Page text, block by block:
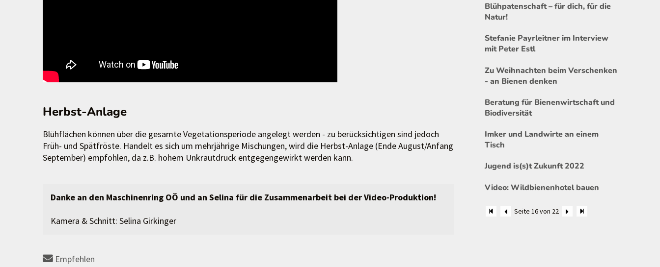
Herbst-Anlage
Blühflächen können über die gesamte Vegetationsperiode angelegt werden - zu berücksichtigen sind jedoch
Früh- und Spätfröste. Handelt es sich um mehrjährige Mischungen, wird die Herbst-Anlage (Ende August/Anfang
September) empfohlen, da z.B. hohem Unkrautdruck entgegengewirkt werden kann.
Danke an den Maschinenring OÖ und an Selina für die Zusammenarbeit bei der Video-Produktion!
Kamera & Schnitt: Selina Girkinger
Empfehlen
Blühpatenschaft – für dich, für die
Natur!
Stefanie Payrleitner im Interview
mit Peter Estl
Zu Weihnachten beim Verschenken
- an Bienen denken
Beratung für Bienenwirtschaft und
Biodiversität
Imker und Landwirte an einem
Tisch
Jugend is(s)t Zukunft 2022
Video: Wildbienenhotel bauen
Seite 16 von 22